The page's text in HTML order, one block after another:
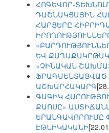
ՀՈԳԵՎՈՐ-
ԴԱՇՆԱԿՑԱՅԻՆ
ՀԱՐՑԵՐԸ
ԵՎ
«ՉԻՆԱԿԱՆ
ՖՐԱԳՄԵՆՏԱՑՎԱԾ
ԱՇԽԱՐՀԱԿԱՐԳ
ԳԱԳԻԿ
ՔԱՈՍԸ»
ԵՐԱՆԳԱՎՈՐՈՒՄԸ
ԷԹՆԻԿԱԿԱՆԻ